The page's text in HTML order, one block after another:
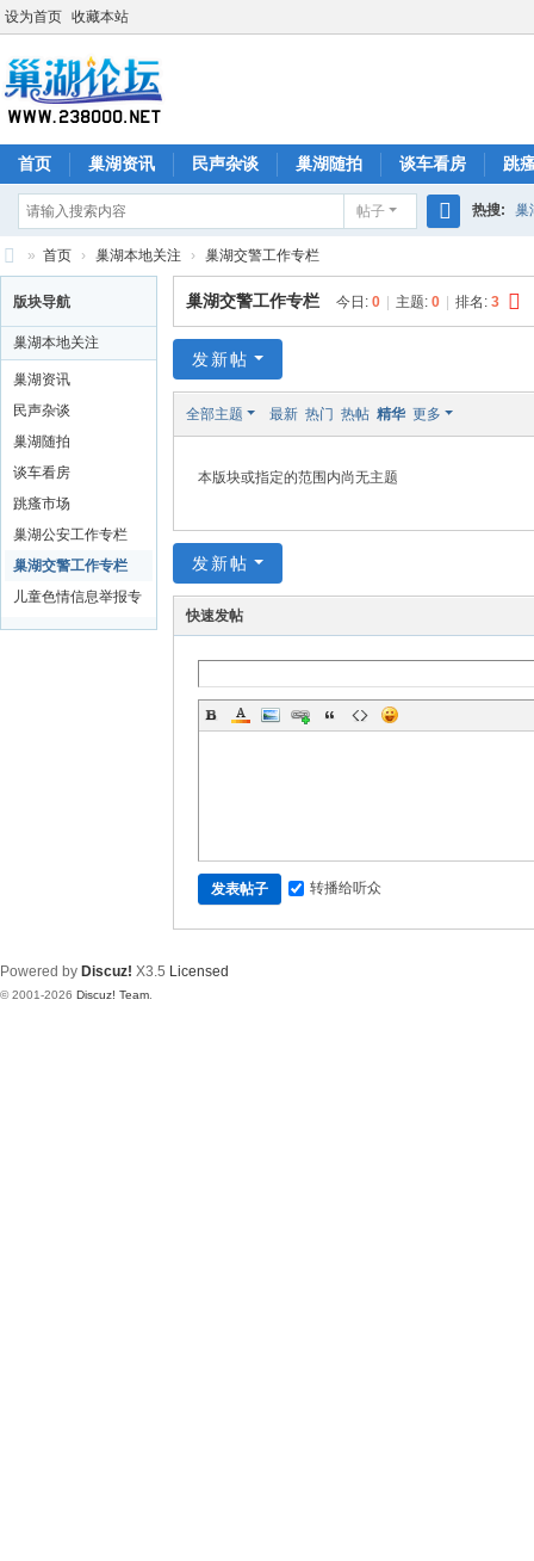
设为首页 收藏本站
首页 巢湖资讯 民声杂谈 巢湖随拍 谈车看房 跳
帖子
索
热搜: 巢
巢
湖
论
» 首页 › 巢湖本地关注 › 巢湖交警工作专栏
版块导航
巢湖本地关注
巢湖资讯
民声杂谈
巢湖随拍
谈车看房
跳瘙市场
巢湖公安工作专栏
巢湖交警工作专栏
儿童色情信息举报专
区
巢湖交警工作专栏 今日: 0 主题: 0 排名: 3
发新帖
全部主题 最新 热门 热帖 精华 更多
本版块或指定的范围内尚无主题
发新帖
快速发帖
发表帖子 转播给听众
Powered by Discuz! X3.5 Licensed
© 2001-2026 Discuz! Team